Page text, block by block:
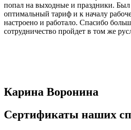
попал на выходные и праздники.
оптимальный тариф и к началу
настроено и работало. Спасибо
сотрудничество пройдет в том же
Карина Воронина
Сертификаты наших